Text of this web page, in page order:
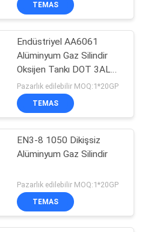
Yangın
13
TEMAS
Endüstriyel AA6061
Alüminyum Gaz Silindir
Oksijen Tankı DOT 3AL
Silindir
Pazarlık edilebilir MOQ:1*20GP
TEMAS
EN3-8 1050 Dikişsiz
Alüminyum Gaz Silindir
Pazarlık edilebilir MOQ:1*20GP
TEMAS